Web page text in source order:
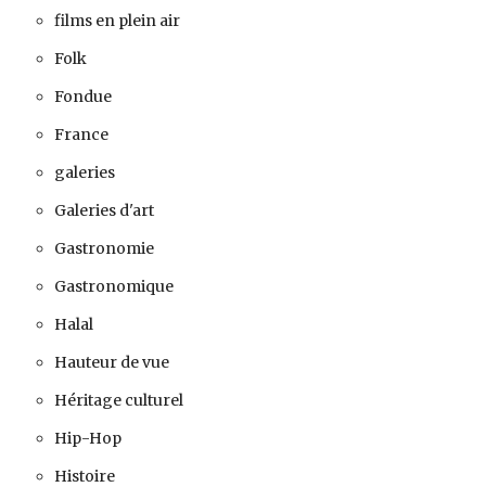
films en plein air
Folk
Fondue
France
galeries
Galeries d'art
Gastronomie
Gastronomique
Halal
Hauteur de vue
Héritage culturel
Hip-Hop
Histoire